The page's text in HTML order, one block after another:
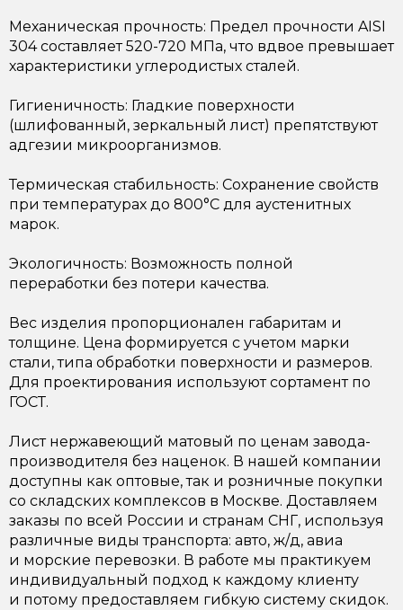
Механическая прочность: Предел прочности AISI
304 составляет 520-720 МПа, что вдвое превышает
характеристики углеродистых сталей.
Гигиеничность: Гладкие поверхности
(шлифованный, зеркальный лист) препятствуют
адгезии микроорганизмов.
Термическая стабильность: Сохранение свойств
при температурах до 800°C для аустенитных
марок.
Экологичность: Возможность полной
переработки без потери качества.
Вес изделия пропорционален габаритам и
толщине. Цена формируется с учетом марки
стали, типа обработки поверхности и размеров.
Для проектирования используют сортамент по
ГОСТ.
Лист нержавеющий матовый по ценам завода-
производителя без наценок. В нашей компании
доступны как оптовые, так и розничные покупки
со складских комплексов в Москве. Доставляем
заказы по всей России и странам СНГ, используя
различные виды транспорта: авто, ж/д, авиа
и морские перевозки. В работе мы практикуем
индивидуальный подход к каждому клиенту
и потому предоставляем гибкую систему скидок.